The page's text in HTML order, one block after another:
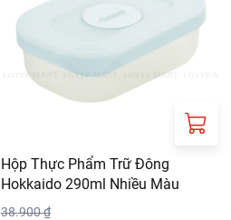
Hộp Thực Phẩm Trữ Đông
Hokkaido 290ml Nhiều Màu
38.900 ₫